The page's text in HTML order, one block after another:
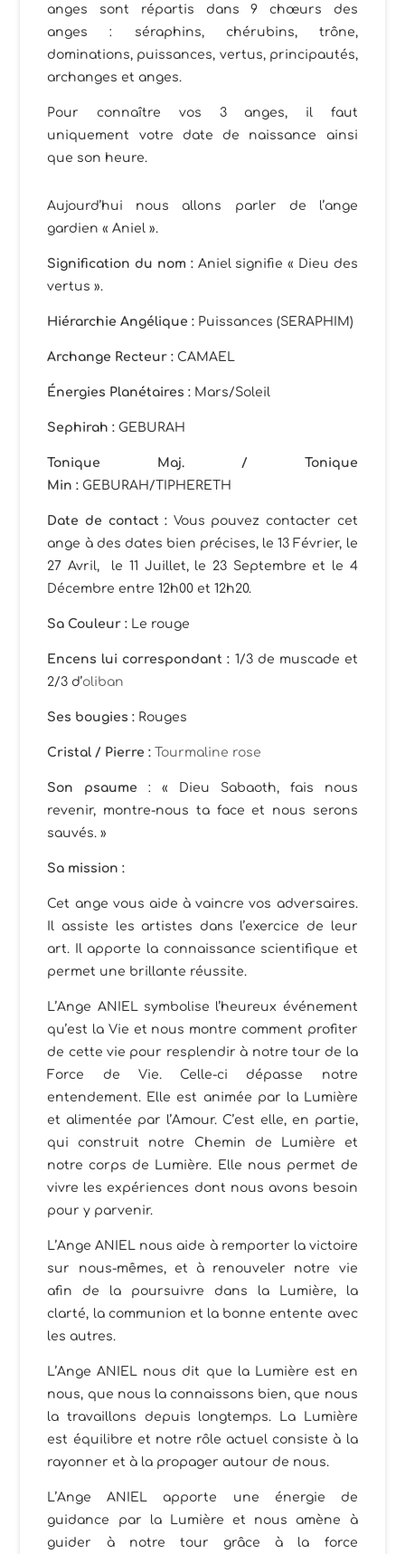
anges sont répartis dans 9 chœurs des
anges : séraphins, chérubins, trône,
dominations, puissances, vertus, principautés,
archanges et anges.
Pour connaître vos 3 anges, il faut
uniquement votre date de naissance ainsi
que son heure.
Aujourd’hui nous allons parler de l’ange
gardien « Aniel ».
Signification du nom :Aniel signifie « Dieu des
vertus ».
Hiérarchie Angélique : Puissances (SERAPHIM)
Archange Recteur : CAMAEL
Énergies Planétaires : Mars/Soleil
Sephirah : GEBURAH
Tonique Maj. / Tonique
Min : GEBURAH/TIPHERETH
Date de contact : Vous pouvez contacter cet
ange à des dates bien précises, le 13 Février, le
27 Avril, le 11 Juillet, le 23 Septembre et le 4
Décembre entre 12h00 et 12h20.
Sa Couleur : Le rouge
Encens lui correspondant : 1/3 de muscade et
2/3 d’oliban
Ses bougies : Rouges
Cristal / Pierre : Tourmaline rose
Son psaume : « Dieu Sabaoth, fais nous
revenir, montre-nous ta face et nous serons
sauvés. »
Sa mission :
Cet ange vous aide à vaincre vos adversaires.
Il assiste les artistes dans l’exercice de leur
art. Il apporte la connaissance scientifique et
permet une brillante réussite.
L’Ange ANIEL symbolise l’heureux événement
qu’est la Vie et nous montre comment profiter
de cette vie pour resplendir à notre tour de la
Force de Vie. Celle-ci dépasse notre
entendement. Elle est animée par la Lumière
et alimentée par l’Amour. C’est elle, en partie,
qui construit notre Chemin de Lumière et
notre corps de Lumière. Elle nous permet de
vivre les expériences dont nous avons besoin
pour y parvenir.
L’Ange ANIEL nous aide à remporter la victoire
sur nous-mêmes, et à renouveler notre vie
afin de la poursuivre dans la Lumière, la
clarté, la communion et la bonne entente avec
les autres.
L’Ange ANIEL nous dit que la Lumière est en
nous, que nous la connaissons bien, que nous
la travaillons depuis longtemps. La Lumière
est équilibre et notre rôle actuel consiste à la
rayonner et à la propager autour de nous.
L’Ange ANIEL apporte une énergie de
guidance par la Lumière et nous amène à
guider à notre tour grâce à la force